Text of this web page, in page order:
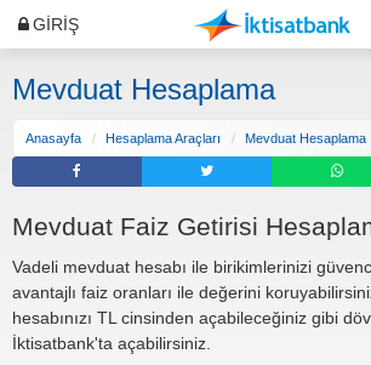
GİRİŞ
Mevduat Hesaplama
Anasayfa Hesaplama Araçları Mevduat Hesaplama
Mevduat Faiz Getirisi
Vadeli mevduat hesabı ile birikimlerinizi
avantajlı faiz oranları ile değerini
hesabınızı TL cinsinden açabileceğiniz gibi
İktisatbank'ta açabilirsiniz.